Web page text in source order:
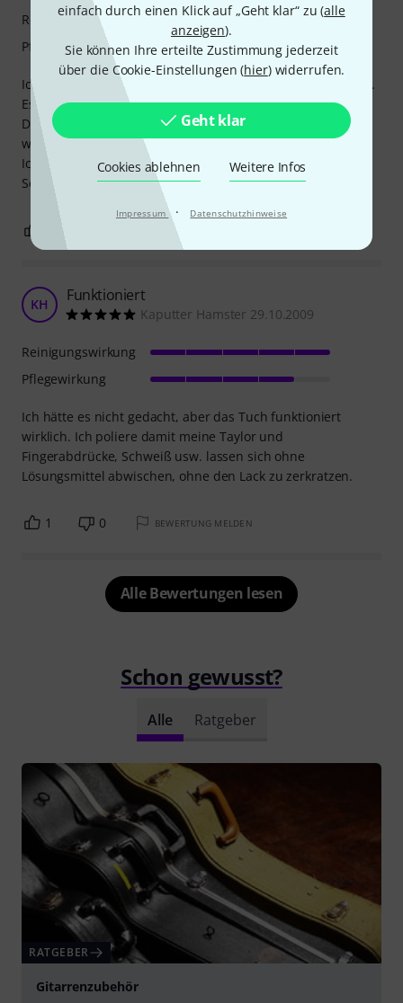
einfach durch einen Klick auf „Geht klar“ zu (alle
anzeigen).
Sie können Ihre erteilte Zustimmung jederzeit
über die Cookie-Einstellungen (hier) widerrufen.
Geht klar
Cookies ablehnen Weitere Infos
Impressum · Datenschutzhinweise
Ich habe dieses Mikrofasertuch für meine Gitarren gekauft.
Es funktioniert ohne weitere Hilfsmittel wirklich super.
Das Schöne ist, dass es gewaschen werden kann und
wieder wie neu ist.
Ich werde mir demnächst ein zweites kaufen.
Sehr empfehlenswert.
Reinigungswirkung
Pflegewirkung
BEWERTUNG MELDEN
KH Funktioniert
Kaputter Hamster 29.10.2009
Ich hätte es nicht gedacht, aber das Tuch funktioniert
wirklich. Ich poliere damit meine Taylor und
Fingerabdrücke, Schweiß usw. lassen sich ohne
Lösungsmittel abwischen, ohne den Lack zu zerkratzen.
Reinigungswirkung
Pflegewirkung
1 0 BEWERTUNG MELDEN
Alle Bewertungen lesen
Schon gewusst?
Alle Ratgeber
RATGEBER
Gitarrenzubehör